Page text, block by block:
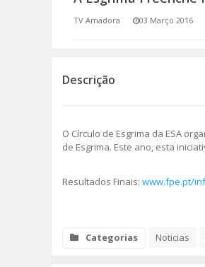
TV Amadora 03 Março 2016
Descrição
O Círculo de Esgrima da ESA
de Esgrima. Este ano, esta
Resultados Finais: www.fpe.pt/
Categorias Noticias